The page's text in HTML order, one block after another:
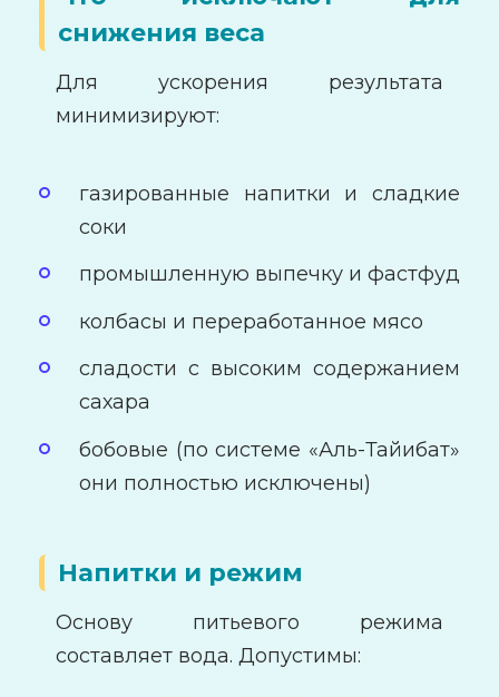
снижения веса
Для ускорения результата
минимизируют:
газированные напитки и сладкие
соки
промышленную выпечку и фастфуд
колбасы и переработанное мясо
сладости с высоким содержанием
сахара
бобовые (по системе «Аль-Тайибат»
они полностью исключены)
Напитки и режим
Основу питьевого режима
составляет вода. Допустимы: